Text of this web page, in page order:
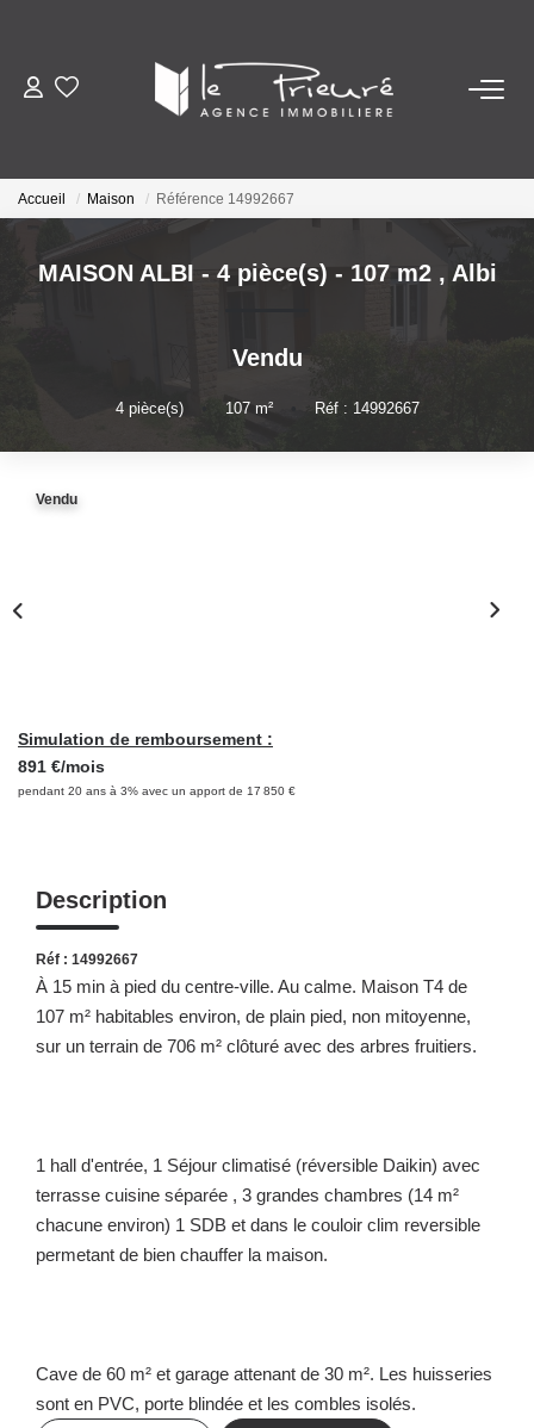
VENTES
ESTIMATION
ACTUALITÉS
Accueil Maison Référence 14992667
MAISON ALBI - 4 pièce(s) - 107 m2 , Albi
Vendu
4pièce(s) 107m² Réf : 14992667
Vendu
Simulation de remboursement :
891 €/mois
pendant 20 ans à 3% avec un apport de 17 850 €
Description
Réf : 14992667
À 15 min à pied du centre-ville. Au calme. Maison T4 de
107 m² habitables environ, de plain pied, non mitoyenne,
sur un terrain de 706 m² clôturé avec des arbres fruitiers.
1 hall d'entrée, 1 Séjour climatisé (réversible Daikin) avec
terrasse cuisine séparée , 3 grandes chambres (14 m²
chacune environ) 1 SDB et dans le couloir clim reversible
permetant de bien chauffer la maison.
Cave de 60 m² et garage attenant de 30 m². Les huisseries
sont en PVC, porte blindée et les combles isolés.